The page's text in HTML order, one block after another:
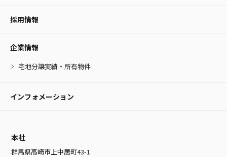
採用情報
企業情報
宅地分譲実績・所有物件
インフォメーション
本社
群馬県高崎市上中居町43-1